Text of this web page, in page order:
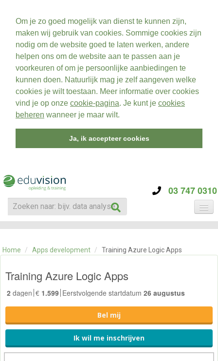
Om je zo goed mogelijk van dienst te kunnen zijn,
maken wij gebruik van cookies. Sommige cookies zijn
nodig om de website goed te laten werken, andere
helpen ons om de website aan te passen aan je
voorkeuren of om je persoonlijke aanbiedingen te
kunnen doen. Natuurlijk mag je zelf aangeven welke
cookies je wilt toestaan. Meer informatie over cookies
vind je op onze cookie-pagina. Je kunt je cookies
beheren wanneer je maar wilt.
Ja, ik accepteer cookies
03 747 0310
CATEGORIE
OVER ONS
SKILLS ALCHEMIST
Home / Apps development / Training Azure Logic Apps
Training Azure Logic Apps
2 dagen € 1.599 Eerstvolgende startdatum 26 augustus
Bel mij
Ik wil me inschrijven